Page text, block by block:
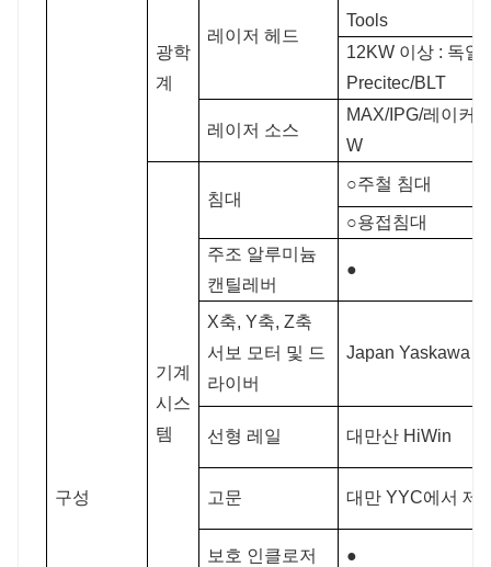
구성
광학
계
레이저 헤드
Tools
12KW 이상 : 독일
Precitec/BLT
레이저 소스
MAX/IPG/레이커
W
기계
시스
템
침대
○주철 침대
○용접침대
주조 알루미늄
캔틸레버
●
X축, Y축, Z축
서보 모터 및 드
라이버
Japan Yaskawa
선형 레일 대만산 HiWin
고문 대만 YYC에서 제
보호 인클로저 ●